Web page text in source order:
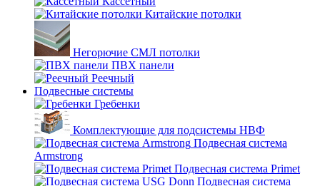
Китайские потолки
Негорючие СМЛ потолки
ПВХ панели
Реечный
Подвесные системы
Гребенки
Комплектующие для подсистемы НВФ
Подвесная система
Armstrong
Подвесная система Primet
Подвесная система